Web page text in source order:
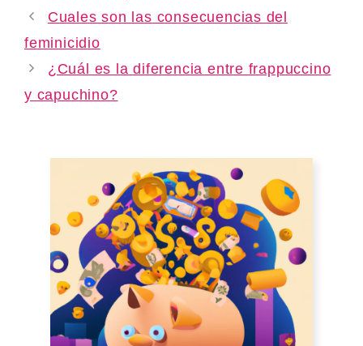
Cuales son las consecuencias del
feminicidio
¿Cuál es la diferencia entre frappuccino
y capuchino?